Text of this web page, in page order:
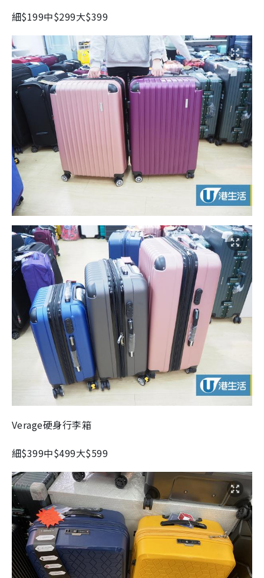
細$199中$299大$399
Verage硬身行李箱
細$399中$499大$599